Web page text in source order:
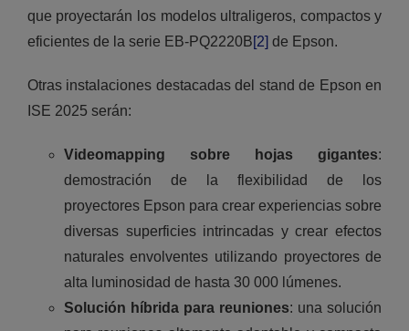
que proyectarán los modelos ultraligeros, compactos y
eficientes de la serie EB-PQ2220B [2] de Epson.
Otras instalaciones destacadas del stand de Epson en
ISE 2025 serán:
Videomapping sobre hojas gigantes:
demostración de la flexibilidad de los
proyectores Epson para crear experiencias sobre
diversas superficies intrincadas y crear efectos
naturales envolventes utilizando proyectores de
alta luminosidad de hasta 30 000 lúmenes.
Solución híbrida para reuniones: una solución